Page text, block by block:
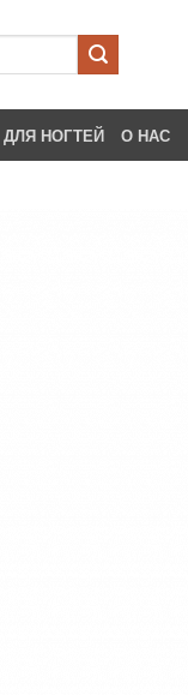
НОГТЕЙ О НАС